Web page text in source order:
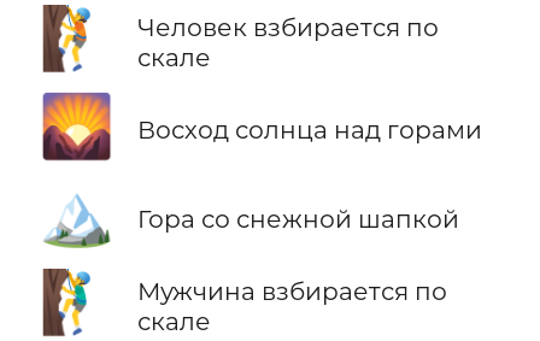
🧗
Человек взбирается по
скале
🌄 Восход солнца над горами
🏔️ Гора со снежной шапкой
🧗‍♂️
Мужчина взбирается по
скале